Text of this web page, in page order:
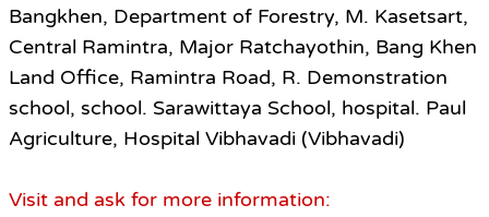
Bangkhen, Department of Forestry, M. Kasetsart,
Central Ramintra, Major Ratchayothin, Bang Khen
Land Office, Ramintra Road, R. Demonstration
school, school. Sarawittaya School, hospital. Paul
Agriculture, Hospital Vibhavadi (Vibhavadi)
Visit and ask for more information: